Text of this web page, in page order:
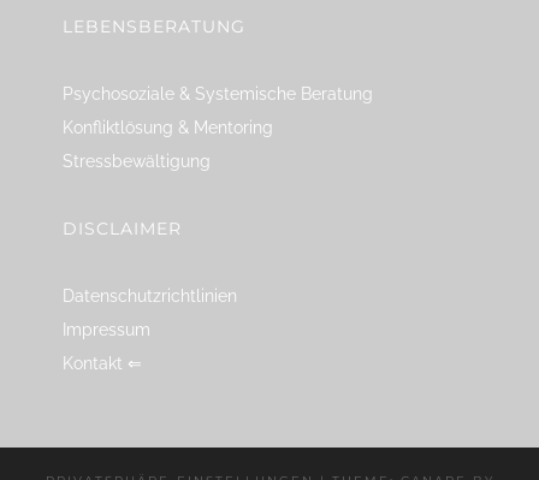
LEBENSBERATUNG
Psychosoziale & Systemische Beratung
Konfliktlösung & Mentoring
Stressbewältigung
DISCLAIMER
Datenschutzrichtlinien
Impressum
Kontakt ⇐